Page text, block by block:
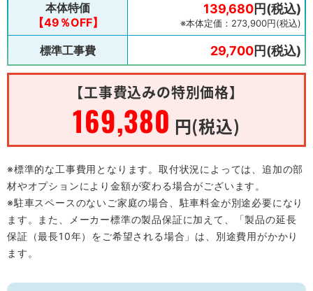
本体特価
【49％OFF】
139,680円(税込)
※本体定価：273,900円(税込)
標準工事費 29,700円(税込)
【工事費込みの特別価格】
169,380 円(税込)
※標準的な工事費用となります。取付状況によっては、追加の部
材やオプションにより金額が変わる場合がございます。
※駐車スペースのないご家庭の場合、駐車料金が別途必要になり
ます。また、メーカー標準の製品保証に加えて、「製品の延長
保証（最長10年）をご希望される場合」は、別途費用がかかり
ます。